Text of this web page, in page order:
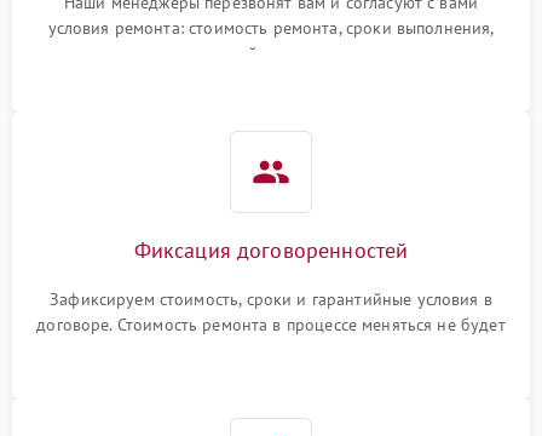
условия ремонта: стоимость ремонта, сроки выполнения,
гарантийные условия
Фиксация договоренностей
Зафиксируем стоимость, сроки и гарантийные условия в
договоре. Стоимость ремонта в процессе меняться не будет